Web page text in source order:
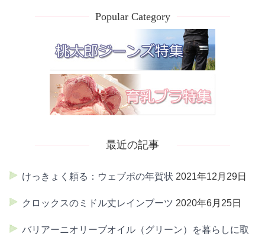
Popular Category
最近の記事
けっきょく頼る：ウェブポの年賀状 2021年12月29日
クロックスのミドル丈レインブーツ 2020年6月25日
バリアーニオリーブオイル（グリーン）を暮らしに取